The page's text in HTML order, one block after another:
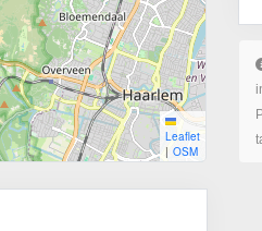
Leaflet
| OSM